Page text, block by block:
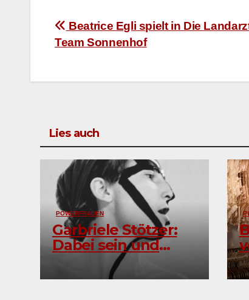
Beitragsnavigation
Beatrice Egli spielt in Die
Team Sonnenhof
Lies auch
POWERFRAUEN
Garbriele Stötzer:
Dabei sein und
nicht schweigen